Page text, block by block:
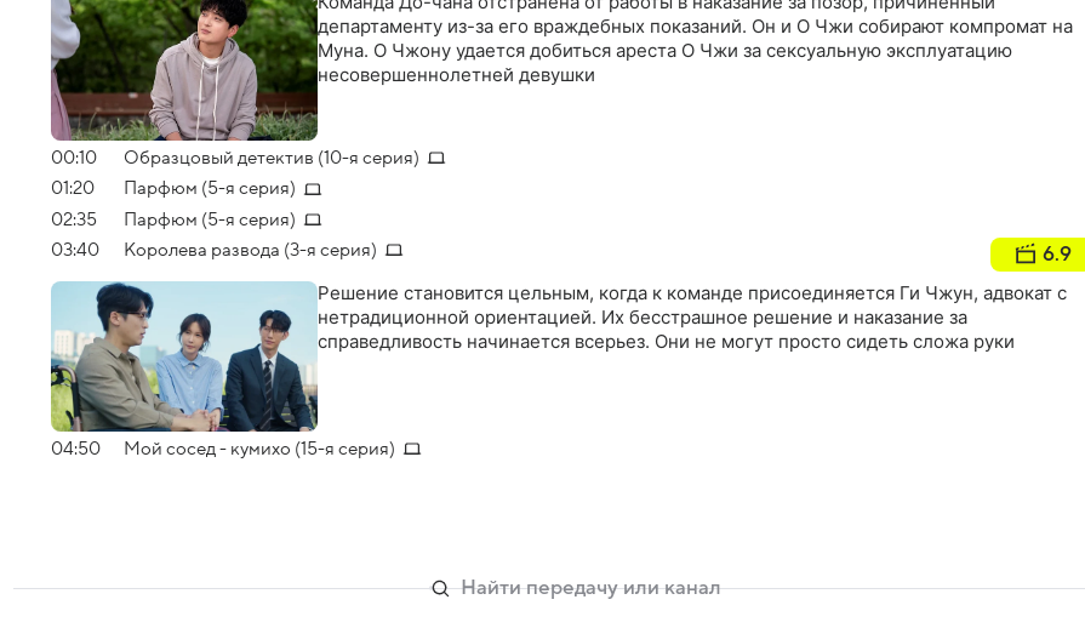
департаменту из-за его враждебных показаний. Он и О Чжи собирают компромат на
Муна. О Чжону удается добиться ареста О Чжи за сексуальную эксплуатацию
несовершеннолетней девушки
00:10
Образцовый детектив (10-я серия)
01:20
Парфюм (5-я серия)
02:35
Парфюм (5-я серия)
03:40
Королева развода (3-я серия) 6.9
Решение становится цельным, когда к команде присоединяется Ги Чжун, адвокат с
нетрадиционной ориентацией. Их бесстрашное решение и наказание за
справедливость начинается всерьез. Они не могут просто сидеть сложа руки
04:50 Мой сосед - кумихо (15-я серия)